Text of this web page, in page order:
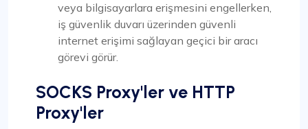
veya bilgisayarlara erişmesini engellerken,
iş güvenlik duvarı üzerinden güvenli
internet erişimi sağlayan geçici bir aracı
görevi görür.
SOCKS Proxy'ler ve HTTP
Proxy'ler